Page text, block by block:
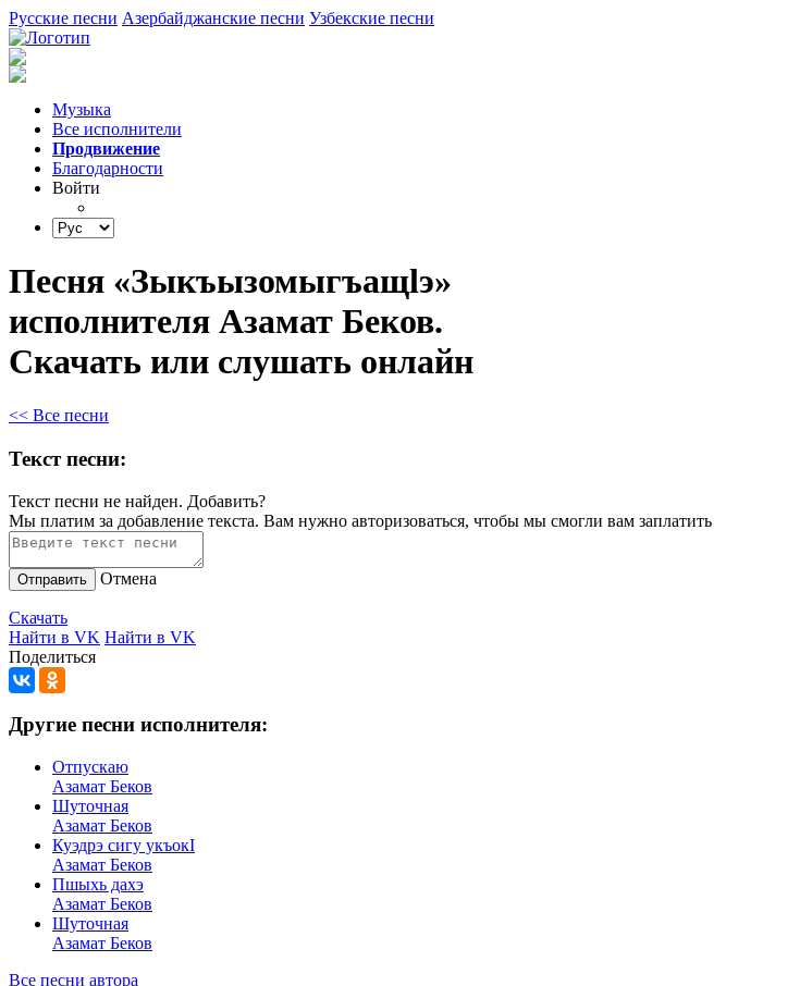
Русские песни Азербайджанские песни Узбекские песни
Музыка
Все исполнители
Продвижение
Благодарности
Войти
Песня «Зыкъызомыгъащlэ»
исполнителя Азамат Беков.
Скачать или слушать онлайн
<< Все песни
Текст песни:
Текст песни не найден. Добавить?
Мы платим за добавление текста. Вам нужно авторизоваться, чтобы мы смогли вам заплатить
Отправить Отмена
Скачать
Найти в VK Найти в VK
Поделиться
Другие песни исполнителя:
Отпускаю
Азамат Беков
Шуточная
Азамат Беков
Куэдрэ сигу укъокI
Азамат Беков
Пшыхь дахэ
Азамат Беков
Шуточная
Азамат Беков
Все песни автора